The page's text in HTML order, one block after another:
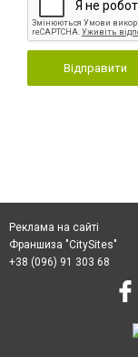
Відправити
Реклама на сайті
Франшиза "CitySites"
+38 (096) 91 303 68